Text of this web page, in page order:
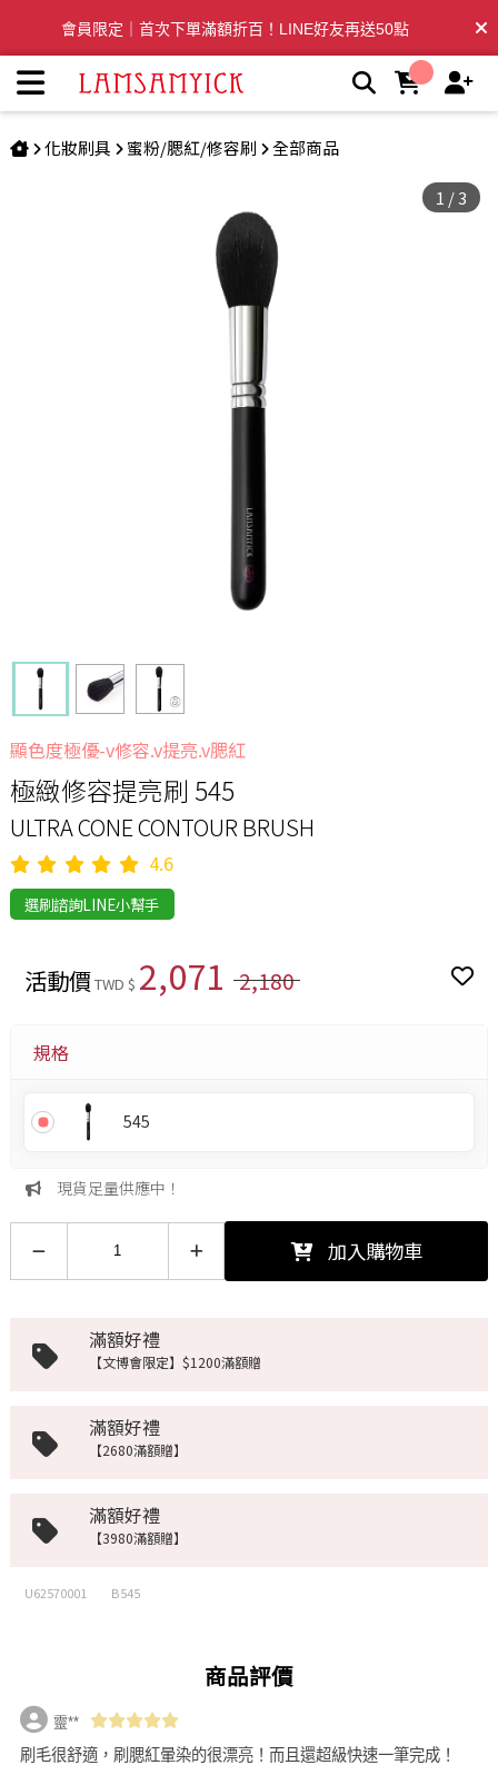
會員限定｜首次下單滿額折百！LINE好友再送50點
全台滿千免運🛒訂單付款後3~5日內出貨
化妝刷具 蜜粉/腮紅/修容刷 全部商品
1 /3
顯色度極優-v修容.v提亮.v腮紅
極緻修容提亮刷 545
ULTRA CONE CONTOUR BRUSH
4.6
選刷諮詢LINE小幫手
活動價TWD $ 2,071 2,180
規格
545
現貨足量供應中！
加入購物車
滿額好禮
【文博會限定】$1200滿額贈
滿額好禮
【2680滿額贈】
滿額好禮
【3980滿額贈】
U62570001 B545
商品評價
靈**
刷毛很舒適，刷腮紅暈染的很漂亮！而且還超級快速一筆完成！